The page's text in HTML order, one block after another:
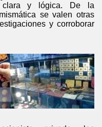
clara y lógica. De la
se valen otras
y corroborar